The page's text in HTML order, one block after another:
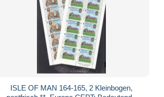
ISLE OF MAN 164-165, 2 Kleinbogen,